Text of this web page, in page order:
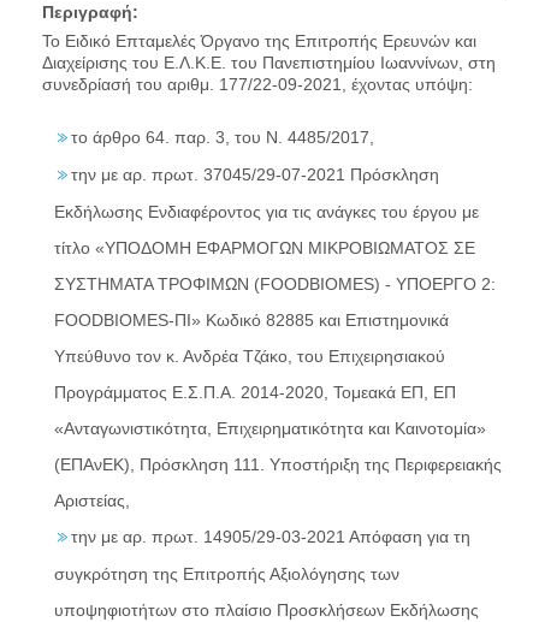
Περιγραφή:
Το Ειδικό Επταμελές Όργανο της Επιτροπής Ερευνών και
Διαχείρισης του Ε.Λ.Κ.Ε. του Πανεπιστημίου Ιωαννίνων, στη
συνεδρίασή του αριθμ. 177/22-09-2021, έχοντας υπόψη:
το άρθρο 64. παρ. 3, του Ν. 4485/2017,
την με αρ. πρωτ. 37045/29-07-2021 Πρόσκληση
Εκδήλωσης Ενδιαφέροντος για τις ανάγκες του έργου με
τίτλο «ΥΠΟΔΟΜΗ ΕΦΑΡΜΟΓΩΝ ΜΙΚΡΟΒΙΩΜΑΤΟΣ ΣΕ
ΣΥΣΤΗΜΑΤΑ ΤΡΟΦΙΜΩΝ (FOODBIOMES) - ΥΠΟΕΡΓΟ 2:
FOODBIOMES-ΠΙ» Κωδικό 82885 και Επιστημονικά
Υπεύθυνο τον κ. Ανδρέα Τζάκο, του Επιχειρησιακού
Προγράμματος Ε.Σ.Π.Α. 2014-2020, Τομεακά ΕΠ, ΕΠ
«Ανταγωνιστικότητα, Επιχειρηματικότητα και Καινοτομία»
(ΕΠΑνΕΚ), Πρόσκληση 111. Υποστήριξη της Περιφερειακής
Αριστείας,
την με αρ. πρωτ. 14905/29-03-2021 Απόφαση για τη
συγκρότηση της Επιτροπής Αξιολόγησης των
υποψηφιοτήτων στο πλαίσιο Προσκλήσεων Εκδήλωσης